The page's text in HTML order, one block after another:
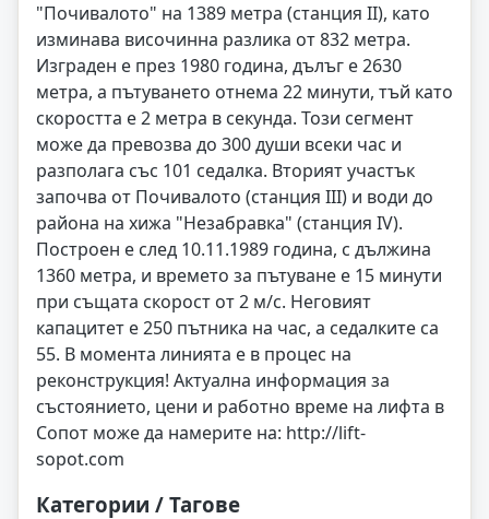
"Почивалото" на 1389 метра (станция ІІ), като
изминава височинна разлика от 832 метра.
Изграден е през 1980 година, дълъг е 2630
метра, а пътуването отнема 22 минути, тъй като
скоростта е 2 метра в секунда. Този сегмент
може да превозва до 300 души всеки час и
разполага със 101 седалка. Вторият участък
започва от Почивалото (станция ІІІ) и води до
района на хижа "Незабравка" (станция ІV).
Построен е след 10.11.1989 година, с дължина
1360 метра, и времето за пътуване е 15 минути
при същата скорост от 2 м/с. Неговият
капацитет е 250 пътника на час, а седалките са
55. В момента линията е в процес на
реконструкция! Актуална информация за
състоянието, цени и работно време на лифта в
Сопот може да намерите на: http://lift-
sopot.com
Категории / Тагове